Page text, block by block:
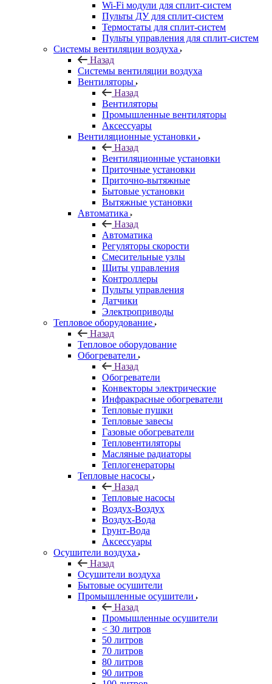
Wi-Fi модули для сплит-систем
Пульты ДУ для сплит-систем
Термостаты для сплит-систем
Пульты управления для сплит-систем
Системы вентиляции воздуха
Назад
Системы вентиляции воздуха
Вентиляторы
Назад
Вентиляторы
Промышленные вентиляторы
Аксессуары
Вентиляционные установки
Назад
Вентиляционные установки
Приточные установки
Приточно-вытяжные
Бытовые установки
Вытяжные установки
Автоматика
Назад
Автоматика
Регуляторы скорости
Смесительные узлы
Щиты управления
Контроллеры
Пульты управления
Датчики
Электроприводы
Тепловое оборудование
Назад
Тепловое оборудование
Обогреватели
Назад
Обогреватели
Конвекторы электрические
Инфракрасные обогреватели
Тепловые пушки
Тепловые завесы
Газовые обогреватели
Тепловентиляторы
Масляные радиаторы
Теплогенераторы
Тепловые насосы
Назад
Тепловые насосы
Воздух-Воздух
Воздух-Вода
Грунт-Вода
Аксессуары
Осушители воздуха
Назад
Осушители воздуха
Бытовые осушители
Промышленные осушители
Назад
Промышленные осушители
< 30 литров
50 литров
70 литров
80 литров
90 литров